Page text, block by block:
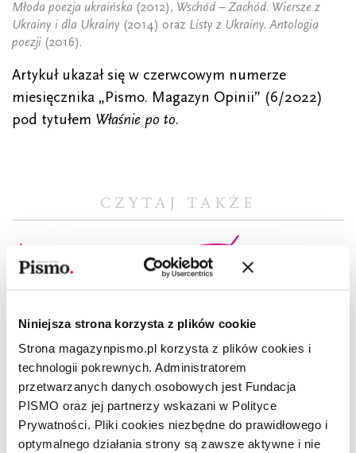
Niniejsza strona korzysta z plików cookie
Strona magazynpismo.pl korzysta z plików cookies i
technologii pokrewnych. Administratorem
przetwarzanych danych osobowych jest Fundacja
PISMO oraz jej partnerzy wskazani w Polityce
Prywatności. Pliki cookies niezbędne do prawidłowego i
optymalnego działania strony są zawsze aktywne i nie
Młoda poezja ukraińska (2012), Wschód – Zachód. Wiersze z
Ukrainy i dla Ukrainy (2014) oraz Listy z Ukrainy. Antologia
poezji (2016).
Artykuł ukazał się w czerwcowym numerze
miesięcznika „Pismo. Magazyn Opinii” (6/2022)
pod tytułem Właśnie po to.
CZYTAJ TAKŻE